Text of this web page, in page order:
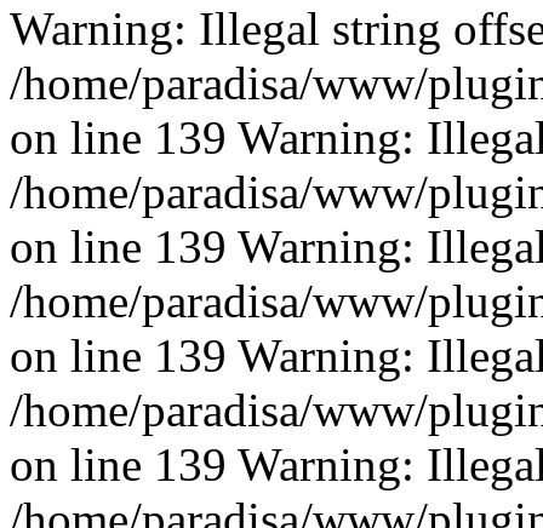
Warning: Illegal string
/home/paradisa/www/
on line 139 Warning:
/home/paradisa/www/
on line 139 Warning:
/home/paradisa/www/
on line 139 Warning:
/home/paradisa/www/
on line 139 Warning: